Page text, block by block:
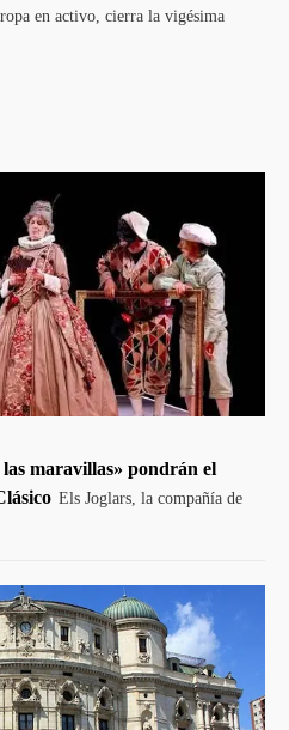
en activo, cierra la vigésima
maravillas» pondrán el
Els Joglars, la compañía de